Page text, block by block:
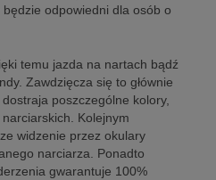
odpowiedni dla osób o
temu jazda na nartach bądź
Zawdzięcza się to głównie
poszczególne kolory,
Kolejnym
widzenie przez okulary
narciarza. Ponadto
gwarantuje 100%